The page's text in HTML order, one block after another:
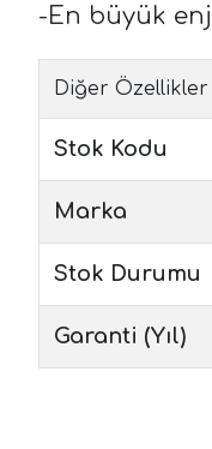
-En büyük
Diğer Özellikler
Stok Kodu
Marka
Stok Durumu
Garanti (Yıl)